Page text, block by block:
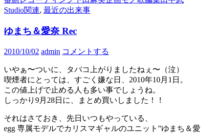
Studio関連, 最近の出来事
ゆまち＆愛奈 Rec
2010/10/02 admin コメントする
いやぁ〜ついに、タバコ上がりましたねぇ〜（泣）
喫煙者にとっては、すごく嫌な日、2010年10月1日。
この値上げで止める人も多い事でしょうね。
しっかり9月28日に、まとめ買いしました！！
それはさておき、先日いつもやっている、
egg 専属モデルでカリスマギャルのユニット”ゆまち＆愛